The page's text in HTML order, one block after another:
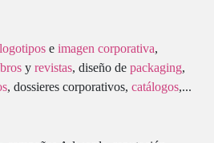
logotipos e imagen corporativa,
y revistas, diseño de packaging,
, dossieres corporativos, catálogos,...